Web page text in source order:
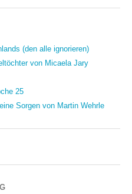
(den alle ignorieren)
von Micaela Jary
25
Sorgen von Martin Wehrle